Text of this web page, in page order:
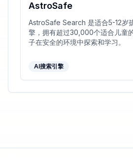
AstroSafe
AstroSafe Search 是适合5-12岁
擎，拥有超过30,000个适合儿童
子在安全的环境中探索和学习。
AI搜索引擎